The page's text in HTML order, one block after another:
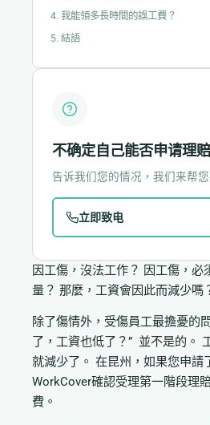
4. 我能領多長時間的誤工費？
5. 結語
因工傷，沒法工作？ 因工傷，必
量？ 那麼，工資會因此而減少嗎
除了傷情外，受傷員工最擔憂的
了，工資也低了？” 並不是的。
就減少了。 在昆州，如果您申請
WorkCover確認受理第一階段理
費。
不确定自己能否申请理
告诉我们您的情况，我们来帮您
立即致电